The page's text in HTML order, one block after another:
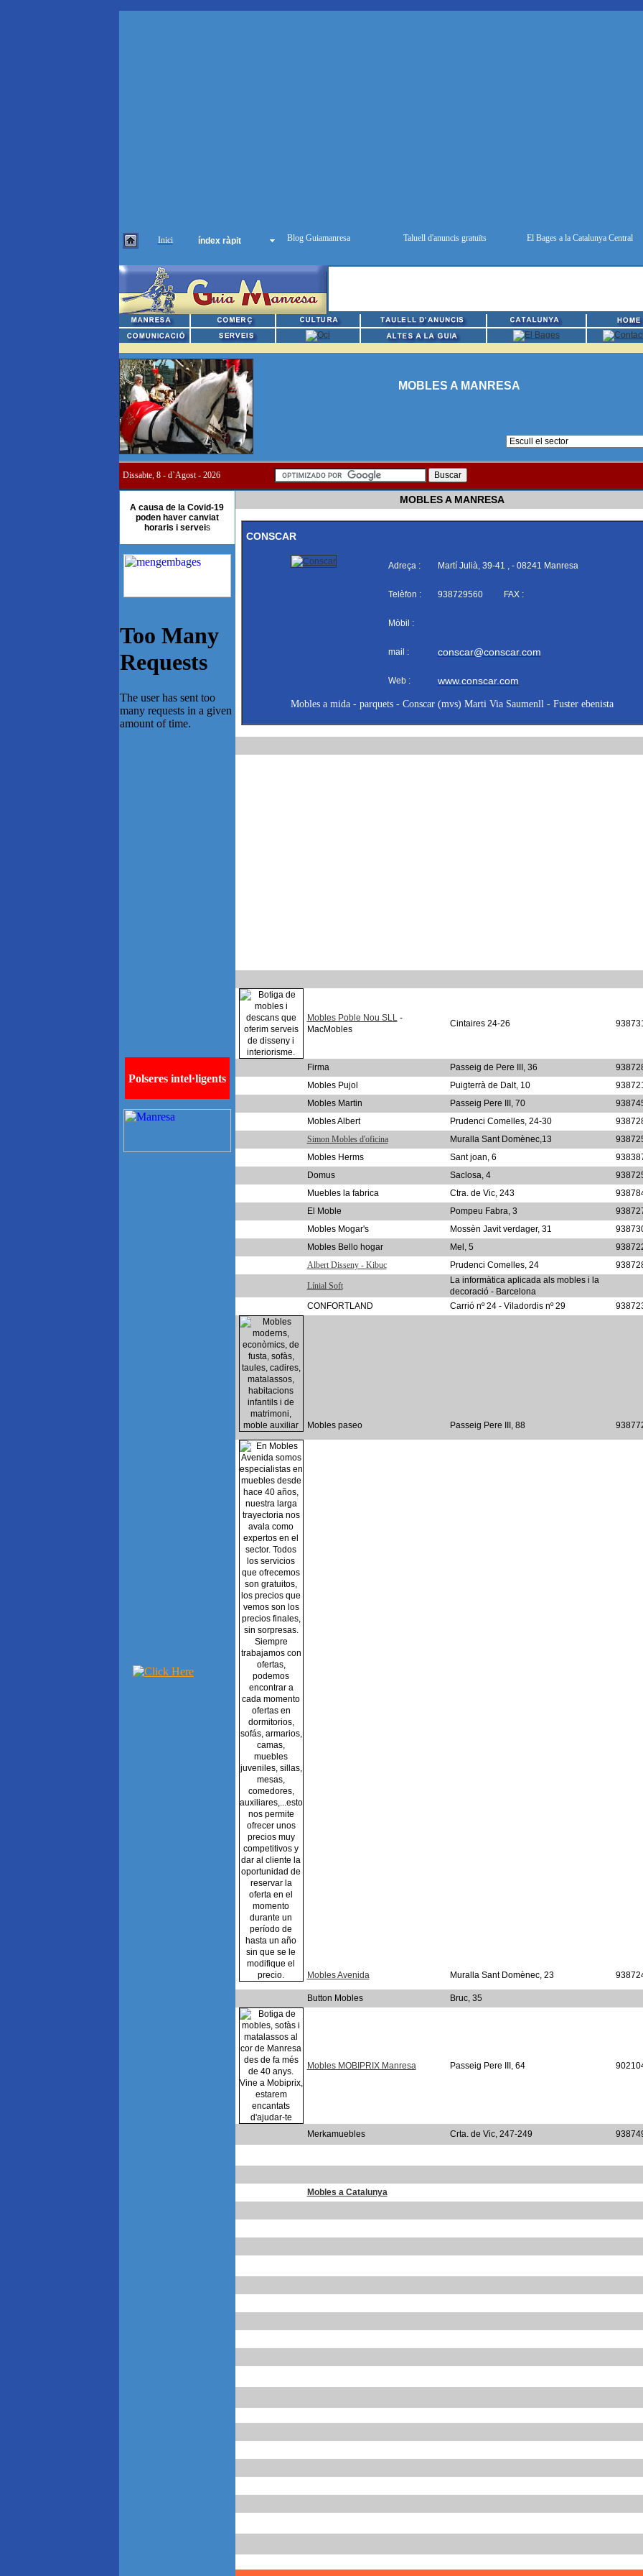
Inici índex ràpit
MOBLES A MANRESA
Dissabte, 8 - d`Agost - 2026
A causa de la Covid-19
poden haver canviat
horaris i serveis
MOBLES A MANRESA
CONSCAR
Adreça : Martí Julià, 39-41 , - 08241 Manresa
Telèfon : 938729560 FAX :
Mòbil :
mail : conscar@conscar.com
Web : www.conscar.com
Mobles a mida - parquets - Conscar (mvs) Marti Via Saumenll - Fuster ebenista
Mobles Poble Nou SLL-
MacMobles
Cintaires 24-26
Firma Passeig de Pere III, 36
Mobles Pujol
Puigterrà de Dalt, 10
Mobles Martin
Passeig Pere III, 70
Mobles Albert
Prudenci Comelles, 24-30
Simon Mobles d'oficina
Muralla Sant Domènec,13
Mobles Herms
Sant joan, 6
Domus
Saclosa, 4
Muebles la fabrica
Ctra. de Vic, 243
El Moble
Pompeu Fabra, 3
Mobles Mogar's
Mossèn Javit verdager, 31
Mobles Bello hogar
Mel, 5
Albert Disseny - Kibuc
Prudenci Comelles, 24
Línial Soft
La informàtica aplicada als mobles i la
decoració - Barcelona
CONFORTLAND
Carrió nº 24 - Viladordis nº 29
Mobles paseo Passeig Pere III, 88
Mobles Avenida Muralla Sant Domènec, 23
Button Mobles Bruc, 35
Mobles MOBIPRIX Manresa Passeig Pere III, 64
Merkamuebles Crta. de Vic, 247-249
Mobles a Catalunya